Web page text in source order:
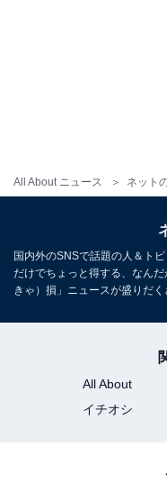
All About ニュース ネット
国内外のSNSで話題の人＆ト
だけでちょっと得する、なん
きゃ）損」ニュースが盛りだく
All About
イチオシ